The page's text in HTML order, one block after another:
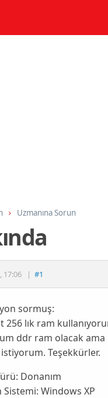
Uzmanına Sorun
, 17:06 | #1
sormuş:
256 lık ram
ddr ram olacak ama
Teşekkürler.
Donanım
Sistemi: Windows XP